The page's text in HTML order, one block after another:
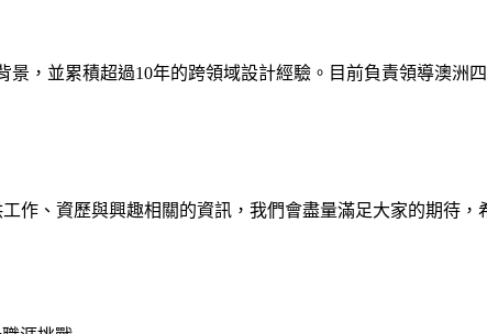
，並累積超過10年的跨領域設計經驗。目前負責領導澳洲
作、資歷與興趣相關的資訊，我們會盡量滿足大家的期待